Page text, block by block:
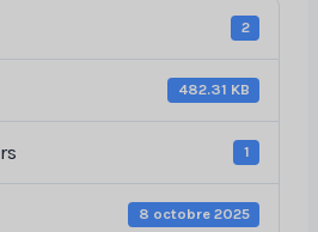
2
482.31 KB
1
8 octobre 2025